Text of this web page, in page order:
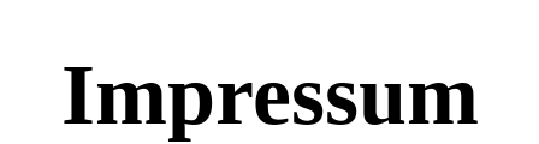
Impressum